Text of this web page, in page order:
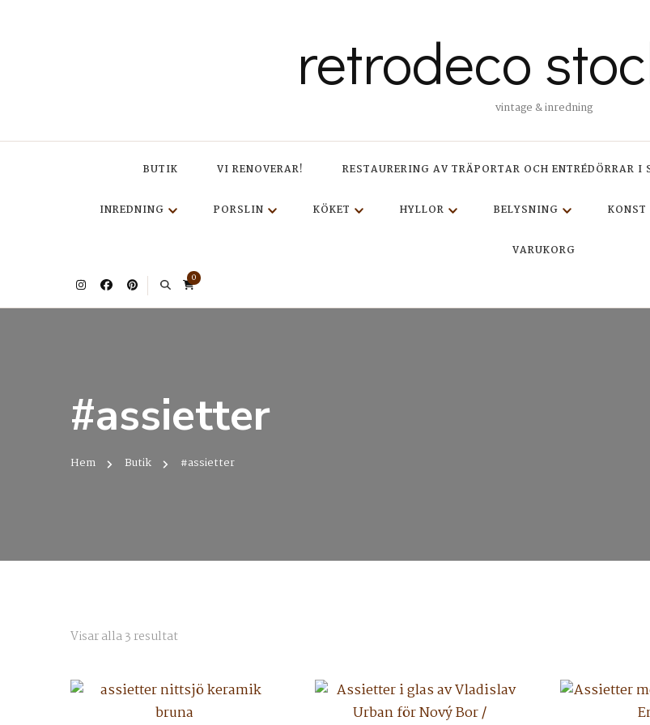
retrodeco
vintage & inredning
BUTIK VI RENOVERAR! RESTAURERING AV TRÄPORTAR OCH ENTRÉDÖRRAR I
INREDNING PORSLIN KÖKET HYLLOR BELYSNING KONST
VARUKORG
0
#assietter
Hem Butik #assietter
Visar alla 3 resultatSortera